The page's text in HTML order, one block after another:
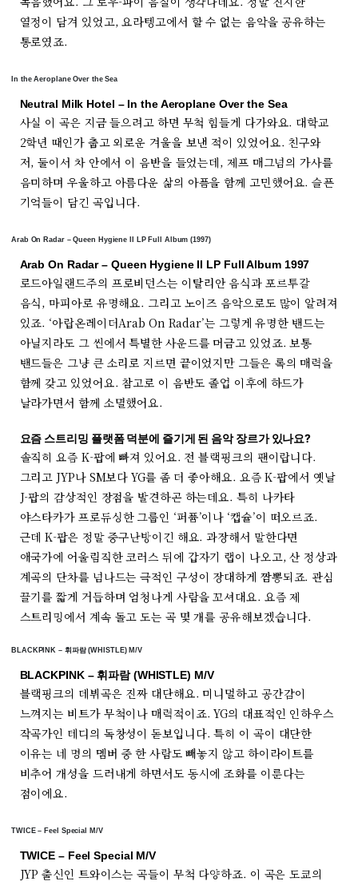
열정이 담겨 있었고, 요라텡고에서 할 수 없는 음악을 공유하는
통로였죠.
In the Aeroplane Over the Sea
Neutral Milk Hotel – In the Aeroplane Over the Sea
사실 이 곡은 지금 들으려고 하면 무척 힘들게 다가와요. 대학교
2학년 때인가 춥고 외로운 겨울을 보낸 적이 있었어요. 친구와
저, 둘이서 차 안에서 이 음반을 들었는데, 제프 매그넘의 가사를
음미하며 우울하고 아름다운 삶의 아픔을 함께 고민했어요. 슬픈
기억들이 담긴 곡입니다.
Arab On Radar – Queen Hygiene II LP Full Album (1997)
Arab On Radar – Queen Hygiene II LP Full Album 1997
로드아일랜드주의 프로비던스는 이탈리안 음식과 포르투갈
음식, 마피아로 유명해요. 그리고 노이즈 음악으로도 많이 알려져
있죠. ‘아랍온레이더Arab On Radar’는 그렇게 유명한 밴드는
아닐지라도 그 씬에서 특별한 사운드를 머금고 있었죠. 보통
밴드들은 그냥 큰 소리로 지르면 끝이었지만 그들은 록의 매력을
함께 갖고 있었어요. 참고로 이 음반도 졸업 이후에 하드가
날라가면서 함께 소멸했어요.
요즘 스트리밍 플랫폼 덕분에 즐기게 된 음악 장르가 있나요?
솔직히 요즘 K-팝에 빠져 있어요. 전 블랙핑크의 팬이랍니다.
그리고 JYP나 SM보다 YG를 좀 더 좋아해요. 요즘 K-팝에서 옛날
J-팝의 감상적인 장점을 발견하곤 하는데요. 특히 나카타
야스타카가 프로듀싱한 그룹인 ‘퍼퓸’이나 ‘캡슐’이 떠오르죠.
근데 K-팝은 정말 중구난방이긴 해요. 과장해서 말한다면
애국가에 어울림직한 코러스 뒤에 갑자기 랩이 나오고, 산 정상과
계곡의 단차를 넘나드는 극적인 구성이 장대하게 짬뽕되죠. 관심
끌기를 짧게 거듭하며 엄청나게 사람을 꼬셔대요. 요즘 제
스트리밍에서 계속 돌고 도는 곡 몇 개를 공유해보겠습니다.
BLACKPINK – 휘파람 (WHISTLE) M/V
BLACKPINK – 휘파람 (WHISTLE) M/V
블랙핑크의 데뷔곡은 진짜 대단해요. 미니멀하고 공간감이
느껴지는 비트가 무척이나 매력적이죠. YG의 대표적인 인하우스
작곡가인 테디의 독창성이 돋보입니다. 특히 이 곡이 대단한
이유는 네 명의 멤버 중 한 사람도 빼놓지 않고 하이라이트를
비추어 개성을 드러내게 하면서도 동시에 조화를 이룬다는
점이에요.
TWICE – Feel Special M/V
TWICE – Feel Special M/V
JYP 출신인 트와이스는 곡들이 무척 다양하죠. 이 곡은 도쿄의